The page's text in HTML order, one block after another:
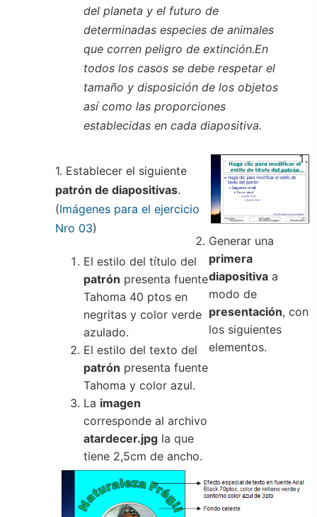
del planeta y el futuro de
determinadas especies de animales
que corren peligro de extinción.En
todos los casos se debe respetar el
tamaño y disposición de los objetos
así como las proporciones
establecidas en cada diapositiva.
1. Establecer el siguiente
patrón de diapositivas.
(Imágenes para el ejercicio
Nro 03)
El estilo del título del
patrón presenta fuente
Tahoma 40 ptos en
negritas y color verde
azulado.
El estilo del texto del
patrón presenta fuente
Tahoma y color azul.
La imagen
corresponde al archivo
atardecer.jpg la que
tiene 2,5cm de ancho.
Generar una
primera
diapositiva a
modo de
presentación, con
los siguientes
elementos.